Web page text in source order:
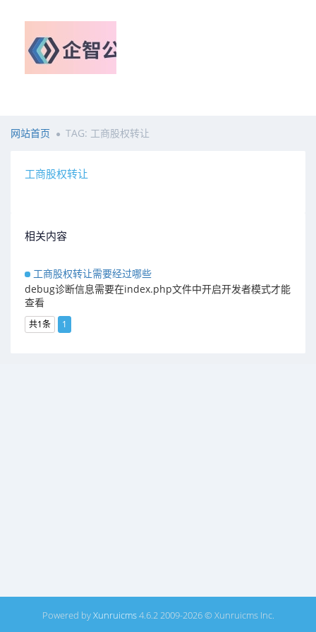
网站首页 TAG: 工商股权转让
工商股权转让
相关内容
工商股权转让需要经过哪些
debug诊断信息需要在index.php文件中开启开发者模式才能
查看
共1条 1
Powered byXunruicms4.6.2 2009-2026 © Xunruicms Inc.